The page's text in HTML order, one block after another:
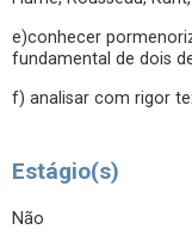
e)conhecer
fundamental de dois
f) analisar com rigor
Estágio(s)
Não